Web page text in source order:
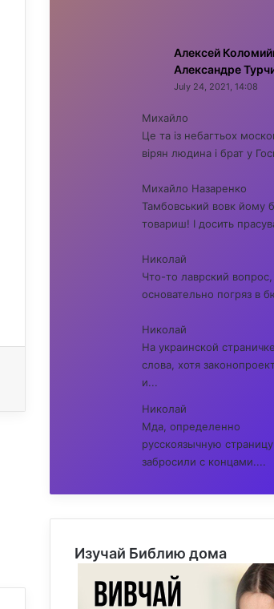
Алексей
Александре
July 24, 2021, 14:08
Михайло
Це та із небагтьох
вірян людина і брат у
Михайло Назаренко
Тамбовський вовк йому
товариш! І досить
Николай
Что-то лаврский
основательно погряз в
Николай
На украинской
слова, хотя
и...
Николай
Мда, определенно
русскоязычную страницу
забросили с концами....
Изучай Библию дома